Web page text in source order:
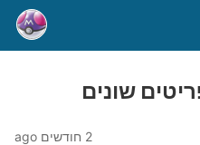
שונים
2 חודשים ago